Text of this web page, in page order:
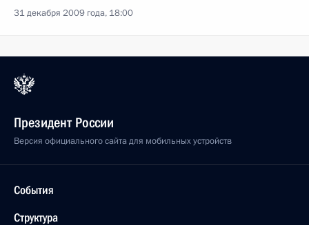
31 декабря 2009 года, 18:00
Президент России
Версия официального сайта для мобильных устройств
События
Структура